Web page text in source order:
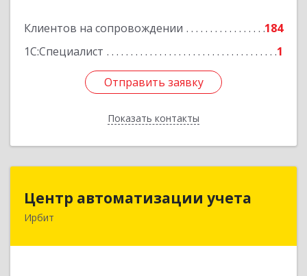
Клиентов на сопровождении
184
1С:Специалист
1
Отправить заявку
Показать контакты
Отправить заявку
Назад
Центр автоматизации учета
Ирбит623854, Свердловская обл, Ирбит г, Маршала